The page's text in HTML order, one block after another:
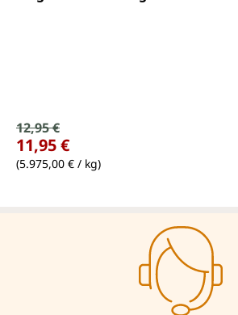
Verkaufspreis:
Regulärer Preis:
12,95 €
11,95 €
(5.975,00 € / kg)